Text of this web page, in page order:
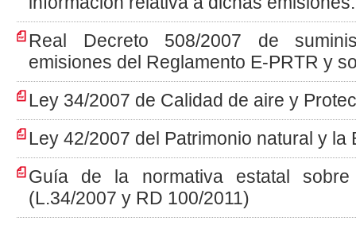
Real Decreto 508/2007 de
emisiones del Reglamento E-PRTR y
Ley 34/2007 de Calidad de aire y
Ley 42/2007 del Patrimonio natural y la
Guía de la normativa estatal
(L.34/2007 y RD 100/2011)